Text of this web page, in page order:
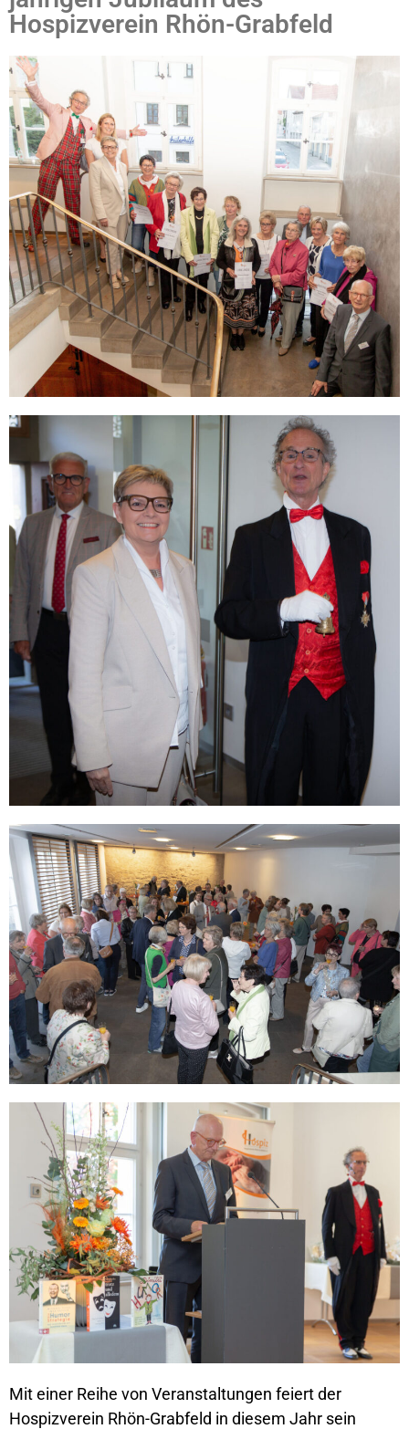
Hospizverein Rhön-Grabfeld
Mit einer Reihe von Veranstaltungen feiert der
Hospizverein Rhön-Grabfeld in diesem Jahr sein